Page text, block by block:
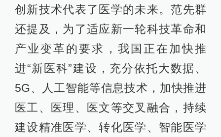
创新技术代表了医学的未来。范先群
还提及，为了适应新一轮科技革命和
产业变革的要求，我国正在加快推
进“新医科”建设，充分依托大数据、
5G、人工智能等信息技术，加快推进
医工、医理、医文等交叉融合，持续
建设精准医学、转化医学、智能医学